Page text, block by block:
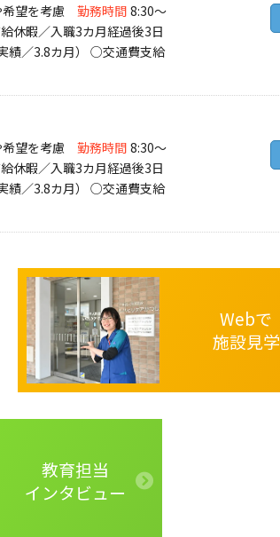
望を考慮 勤務時間 8:30〜
休暇／入職3カ月経過後3日
績／3.8カ月） ○交通費支給
望を考慮 勤務時間 8:30〜
休暇／入職3カ月経過後3日
績／3.8カ月） ○交通費支給
Webで
施設見学
教育担当
インタビュー